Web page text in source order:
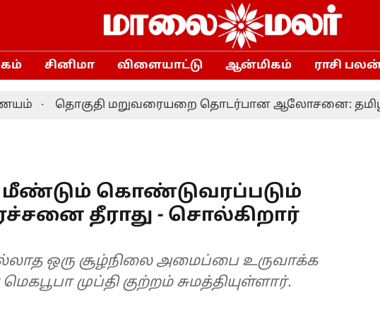
சினிமா விளையாட்டு ஆன்மிகம் ராசி
தொகுதி மறுவரையறை தொடர்பான ஆலோசனை: தமிழக
மீண்டும் கொண்டுவரப்படும்
தீராது - சொல்கிறார்
ஒரு சூழ்நிலை அமைப்பை உருவாக்க
முப்தி குற்றம் சுமத்தியுள்ளார்.